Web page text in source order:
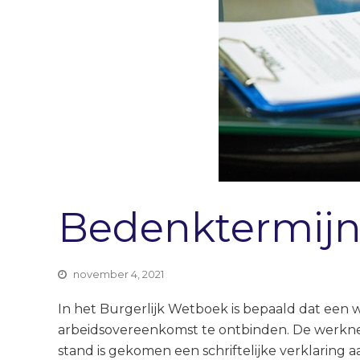
november 4, 2021
In het Burgerlijk Wetboek is bepaald dat een
arbeidsovereenkomst te ontbinden. De
stand is gekomen een schriftelijke verklaring